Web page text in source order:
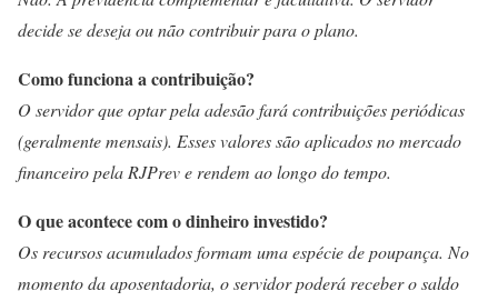
decide se deseja ou não contribuir para o plano.
Como funciona a contribuição?
O servidor que optar pela adesão fará contribuições periódicas
(geralmente mensais). Esses valores são aplicados no mercado
financeiro pela RJPrev e rendem ao longo do tempo.
O que acontece com o dinheiro investido?
Os recursos acumulados formam uma espécie de poupança. No
momento da aposentadoria, o servidor poderá receber o saldo